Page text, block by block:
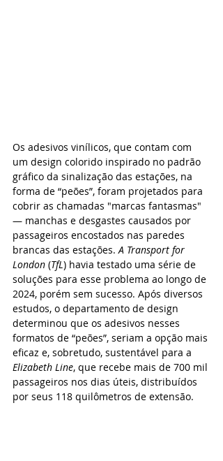
Os adesivos vinílicos, que contam com
um design colorido inspirado no padrão
gráfico da sinalização das estações, na
forma de “peões”, foram projetados para
cobrir as chamadas "marcas fantasmas"
— manchas e desgastes causados por
passageiros encostados nas paredes
brancas das estações. A Transport for
London (TfL) havia testado uma série de
soluções para esse problema ao longo de
2024, porém sem sucesso. Após diversos
estudos, o departamento de design
determinou que os adesivos nesses
formatos de “peões”, seriam a opção mais
eficaz e, sobretudo, sustentável para a
Elizabeth Line, que recebe mais de 700 mil
passageiros nos dias úteis, distribuídos
por seus 118 quilômetros de extensão.